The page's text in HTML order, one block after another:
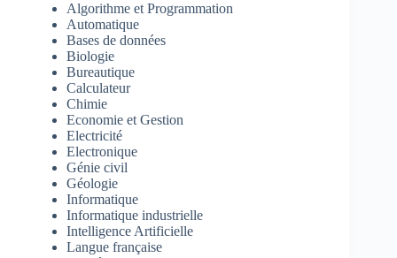
Algorithme et Programmation
Automatique
Bases de données
Biologie
Bureautique
Calculateur
Chimie
Economie et Gestion
Electricité
Electronique
Génie civil
Géologie
Informatique
Informatique industrielle
Intelligence Artificielle
Langue française